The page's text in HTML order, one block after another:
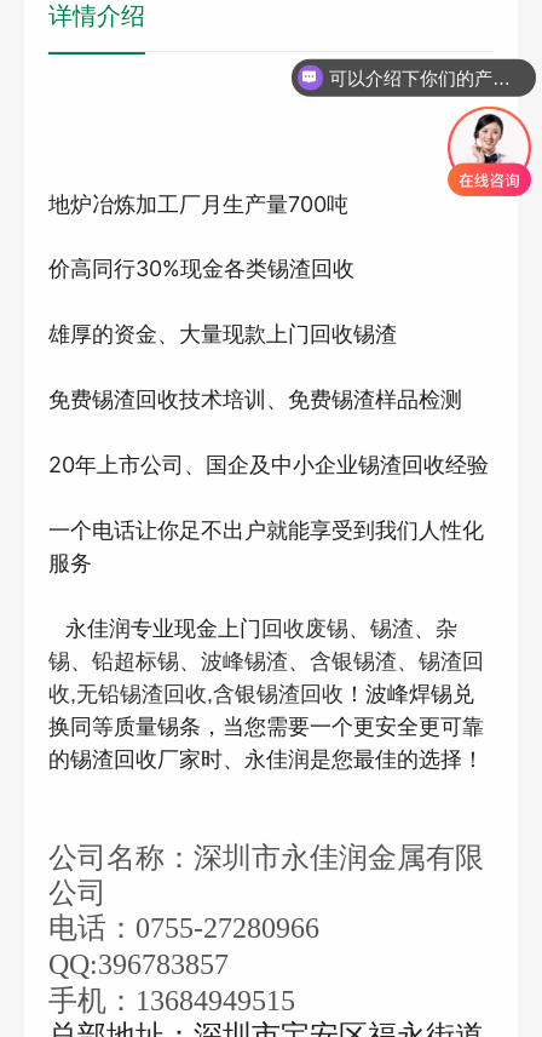
详情介绍
地炉冶炼加工厂月生产量700吨
价高同行30%现金各类锡渣回收
雄厚的资金、大量现款上门回收锡渣
免费锡渣回收技术培训、免费锡渣样品检测
20年上市公司、国企及中小企业锡渣回收经验
一个电话让你足不出户就能享受到我们人性化
服务
永佳润专业现金上门 回收废锡、锡渣、杂
锡、铅超标锡、波峰锡渣、含银锡渣、锡渣回
收,无铅锡渣回收,含银锡渣回收 ！波峰焊锡兑
换同等质量锡条，当您需要一个更安全更可靠
的锡渣回收厂家时、永佳润是您最佳的选择！
公司名称：深圳市永佳润金属有限
公司
电话： 0755-27280966
QQ:396783857
手机： 13684949515
可以介绍下你们的产品么